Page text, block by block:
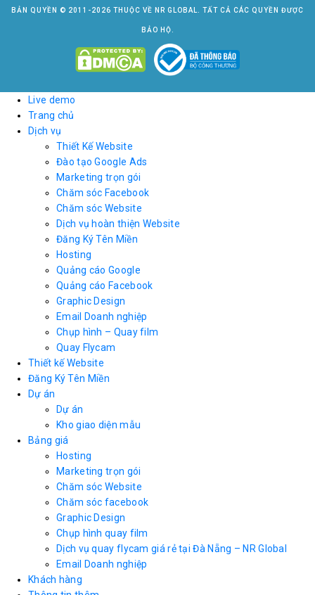
BẢN QUYỀN © 2011-2026 THUỘC VỀ NR GLOBAL. TẤT CẢ CÁC QUYỀN ĐƯỢC
BẢO HỘ.
Live demo
Trang chủ
Dịch vụ
Thiết Kế Website
Đào tạo Google Ads
Marketing trọn gói
Chăm sóc Facebook
Chăm sóc Website
Dịch vụ hoàn thiện Website
Đăng Ký Tên Miền
Hosting
Quảng cáo Google
Quảng cáo Facebook
Graphic Design
Email Doanh nghiệp
Chụp hình – Quay film
Quay Flycam
Thiết kế Website
Đăng Ký Tên Miền
Dự án
Dự án
Kho giao diện mẫu
Bảng giá
Hosting
Marketing trọn gói
Chăm sóc Website
Chăm sóc facebook
Graphic Design
Chụp hình quay film
Dịch vụ quay flycam giá rẻ tại Đà Nẵng – NR Global
Email Doanh nghiệp
Khách hàng